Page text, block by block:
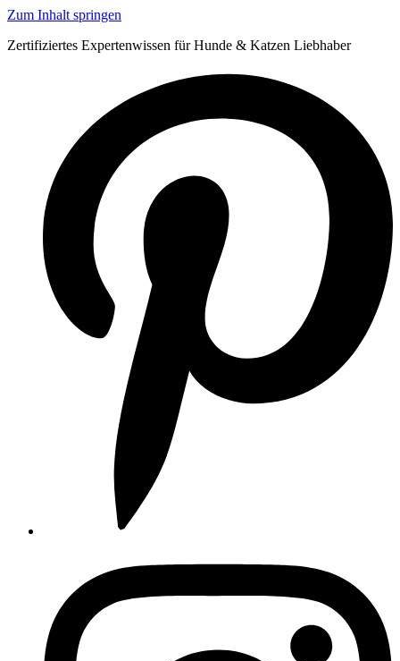
Zum Inhalt springen
Zertifiziertes Expertenwissen für Hunde & Katzen Liebhaber